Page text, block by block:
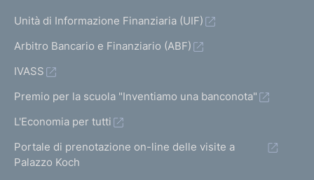
Unità di Informazione Finanziaria (UIF)
Arbitro Bancario e Finanziario (ABF)
IVASS
Premio per la scuola "Inventiamo una banconota"
L'Economia per tutti
Portale di prenotazione on-line delle visite a
Palazzo Koch